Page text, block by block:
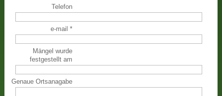
Telefon
e-mail*
Mängel wurde
festgestellt am
Genaue Ortsanagabe